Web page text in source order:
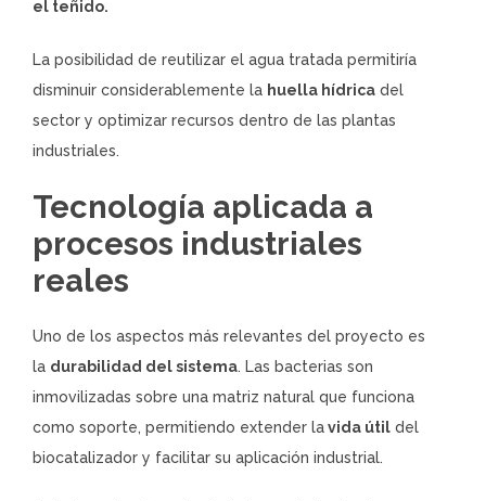
el teñido.
La posibilidad de reutilizar el agua tratada permitiría
disminuir considerablemente la huella hídrica del
sector y optimizar recursos dentro de las plantas
industriales.
Tecnología aplicada a
procesos industriales
reales
Uno de los aspectos más relevantes del proyecto es
la durabilidad del sistema. Las bacterias son
inmovilizadas sobre una matriz natural que funciona
como soporte, permitiendo extender lavida útil del
biocatalizador y facilitar su aplicación industrial.